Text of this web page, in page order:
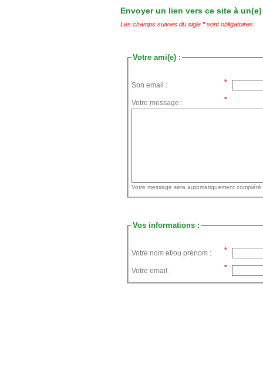
Envoyer un lien vers ce site à
Les champs suivies du sigle *sont obligatoires.
Votre ami(e) :
Son email :
Votre message :
Vos informations :
Votre nom et/ou prénom :
Votre email :